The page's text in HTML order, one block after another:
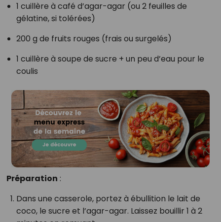
1 cuillère à café d’agar-agar (ou 2 feuilles de
gélatine, si tolérées)
200 g de fruits rouges (frais ou surgelés)
1 cuillère à soupe de sucre + un peu d’eau pour le
coulis
Préparation :
Dans une casserole, portez à ébullition le lait de
coco, le sucre et l’agar-agar. Laissez bouillir 1 à 2